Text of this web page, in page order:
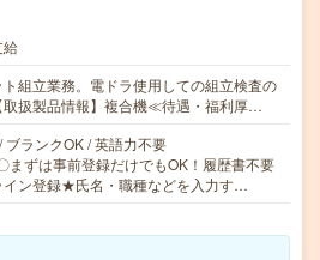
給
組立業務。電ドラ使用しての組立検査の
取扱製品情報】複合機≪待遇・福利厚…
ブランクOK / 英語力不要
ずは事前登録だけでもOK！履歴書不要
イン登録★氏名・職種などを入力す…